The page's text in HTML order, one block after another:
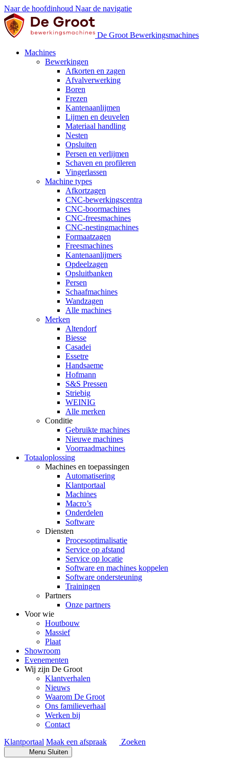
Naar de hoofdinhoud Naar de navigatie
De Groot Bewerkingsmachines
Machines
Bewerkingen
Afkorten en zagen
Afvalverwerking
Boren
Frezen
Kantenaanlijmen
Lijmen en deuvelen
Materiaal handling
Nesten
Opsluiten
Persen en verlijmen
Schaven en profileren
Vingerlassen
Machine types
Afkortzagen
CNC-bewerkingscentra
CNC-boormachines
CNC-freesmachines
CNC-nestingmachines
Formaatzagen
Freesmachines
Kantenaanlijmers
Opdeelzagen
Opsluitbanken
Persen
Schaafmachines
Wandzagen
Alle machines
Merken
Altendorf
Biesse
Casadei
Essetre
Handsaeme
Hofmann
S&S Pressen
Striebig
WEINIG
Alle merken
Conditie
Gebruikte machines
Nieuwe machines
Voorraadmachines
Totaaloplossing
Machines en toepassingen
Automatisering
Klantportaal
Machines
Macro’s
Onderdelen
Software
Diensten
Procesoptimalisatie
Service op afstand
Service op locatie
Software en machines koppelen
Software ondersteuning
Trainingen
Partners
Onze partners
Voor wie
Houtbouw
Massief
Plaat
Showroom
Evenementen
Wij zijn De Groot
Klantverhalen
Nieuws
Waarom De Groot
Ons familieverhaal
Werken bij
Contact
Klantportaal Maak een afspraak Zoeken
Menu Sluiten